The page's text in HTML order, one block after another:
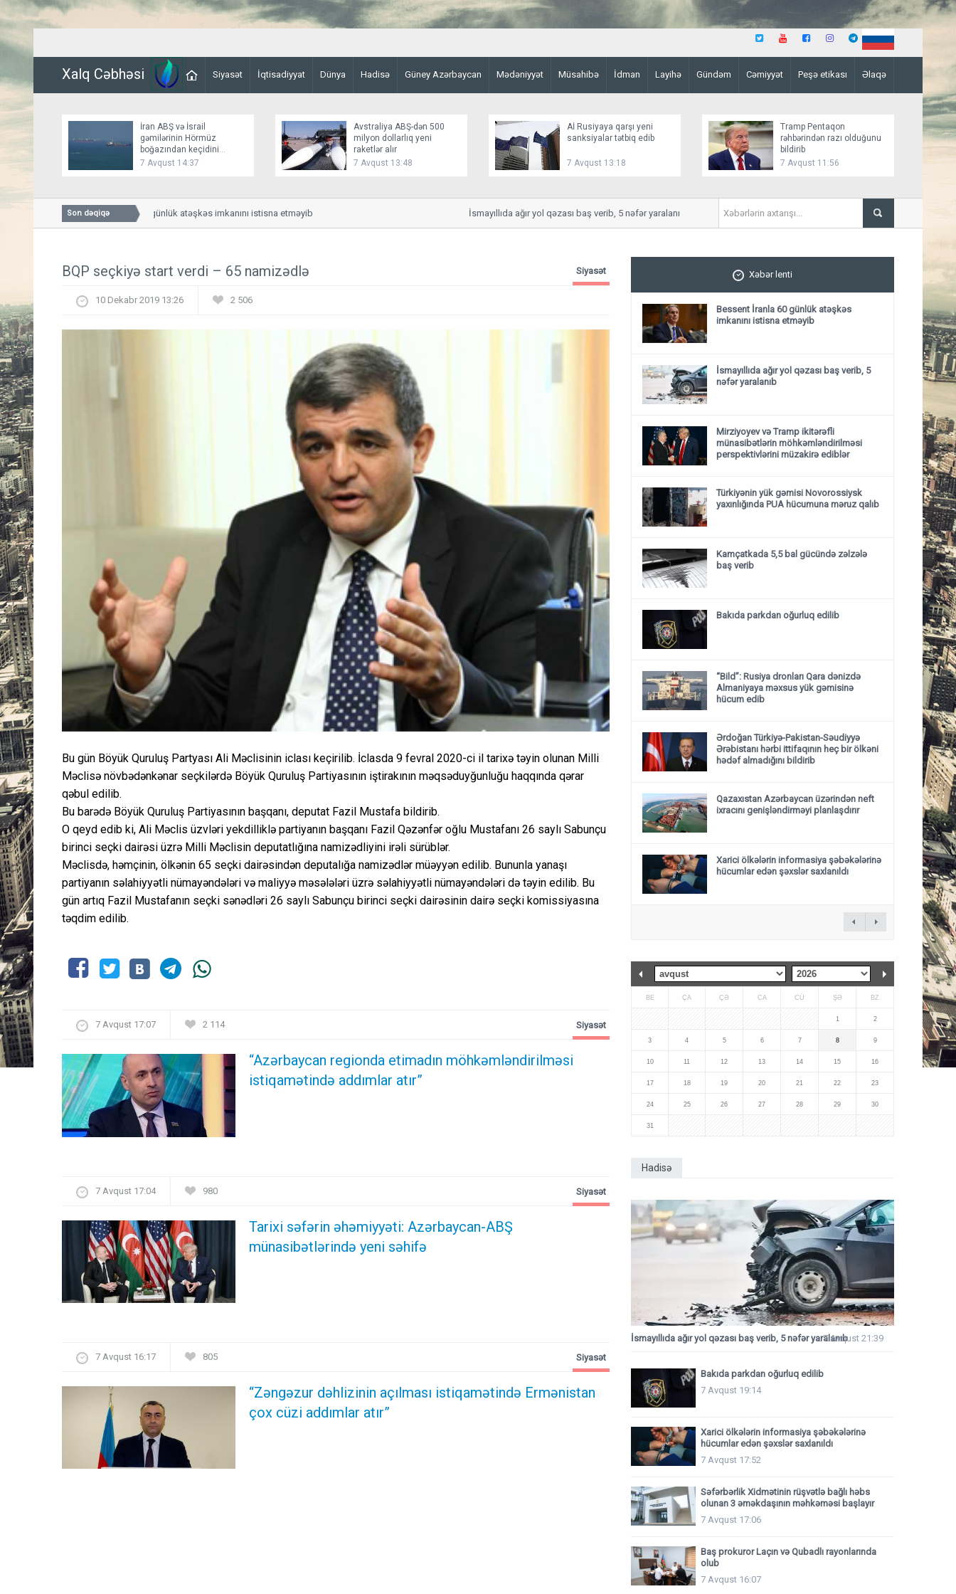
Xalq Cəbhəsi Siyasət İqtisadiyyat Dünya Hadisə Güney Azərbaycan Mədəniyyət Müsahibə İdman Layihə Gündəm Cəmiyyət Peşə etikası Əlaqə
İran ABŞ və İsrail
gəmilərinin Hörmüz
boğazından keçidini
bağlayır
7 Avqust 14:37
Avstraliya ABŞ-dən 500
milyon dollarlıq yeni
raketlər alır
7 Avqust 13:48
Aİ Rusiyaya qarşı yeni
sanksiyalar tətbiq edib
7 Avqust 13:18
Tramp Pentaqon
rəhbərindən razı olduğunu
bildirib
7 Avqust 11:56
Son dəqiqə
Bessent İranla 60 günlük atəşkəs imkanını istisna etməyib İsmayıllıda ağır yol qəzası baş verib, 5 nəfər yaralanıb
Mirziyoyev və Tramp
ediblər
BQP seçkiyə start verdi – 65 namizədlə Siyasət
10 Dekabr 2019 13:26 2 506
Bu gün Böyük Quruluş Partyası Ali Məclisinin iclası keçirilib. İclasda 9 fevral 2020-ci il tarixə təyin olunan Milli
Məclisə növbədənkənar seçkilərdə Böyük Quruluş Partiyasının iştirakının məqsəduyğunluğu haqqında qərar
qəbul edilib.
Bu barədə Böyük Quruluş Partiyasının başqanı, deputat Fazil Mustafa bildirib.
O qeyd edib ki, Ali Məclis üzvləri yekdilliklə partiyanın başqanı Fazil Qəzənfər oğlu Mustafanı 26 saylı Sabunçu
birinci seçki dairəsi üzrə Milli Məclisin deputatlığına namizədliyini irəli sürüblər.
Məclisdə, həmçinin, ölkənin 65 seçki dairəsindən deputalığa namizədlər müəyyən edilib. Bununla yanaşı
partiyanın səlahiyyətli nümayəndələri və maliyyə məsələləri üzrə səlahiyyətli nümayəndələri də təyin edilib. Bu
gün artıq Fazil Mustafanın seçki sənədləri 26 saylı Sabunçu birinci seçki dairəsinin dairə seçki komissiyasına
təqdim edilib.
7 Avqust 17:07 2 114
“Azərbaycan regionda etimadın möhkəmləndirilməsi
istiqamətində addımlar atır”
Siyasət
7 Avqust 17:04 980
Tarixi səfərin əhəmiyyəti: Azərbaycan-ABŞ
münasibətlərində yeni səhifə
Siyasət
7 Avqust 16:17 805
“Zəngəzur dəhlizinin açılması istiqamətində Ermənistan
çox cüzi addımlar atır”
Siyasət
Xəbər lenti
Bessent İranla 60 günlük atəşkəs
imkanını istisna etməyib
İsmayıllıda ağır yol qəzası baş verib, 5
nəfər yaralanıb
Mirziyoyev və Tramp ikitərəfli
münasibətlərin möhkəmləndirilməsi
perspektivlərini müzakirə ediblər
Türkiyənin yük gəmisi Novorossiysk
yaxınlığında PUA hücumuna məruz qalıb
Kamçatkada 5,5 bal gücündə zəlzələ
baş verib
Bakıda parkdan oğurluq edilib
“Bild”: Rusiya dronları Qara dənizdə
Almaniyaya məxsus yük gəmisinə
hücum edib
Ərdoğan Türkiyə-Pakistan-Səudiyyə
Ərəbistanı hərbi ittifaqının heç bir ölkəni
hədəf almadığını bildirib
Qazaxıstan Azərbaycan üzərindən neft
ixracını genişləndirməyi planlaşdırır
Xarici ölkələrin informasiya şəbəkələrinə
hücumlar edən şəxslər saxlanıldı
BE ÇA ÇƏ CA CÜ ŞƏ BZ
1 2
3 4 5 6 7 8 9
10 11 12 13 14 15 16
17 18 19 20 21 22 23
24 25 26 27 28 29 30
31
Hadisə
İsmayıllıda ağır yol qəzası baş verib, 5 nəfər yaralanıb7 Avqust 21:39
Bakıda parkdan oğurluq edilib
7 Avqust 19:14
Xarici ölkələrin informasiya şəbəkələrinə
hücumlar edən şəxslər saxlanıldı
7 Avqust 17:52
Səfərbərlik Xidmətinin rüşvətlə bağlı həbs
olunan 3 əməkdaşının məhkəməsi başlayır
7 Avqust 17:06
Baş prokuror Laçın və Qubadlı rayonlarında
olub
7 Avqust 16:07